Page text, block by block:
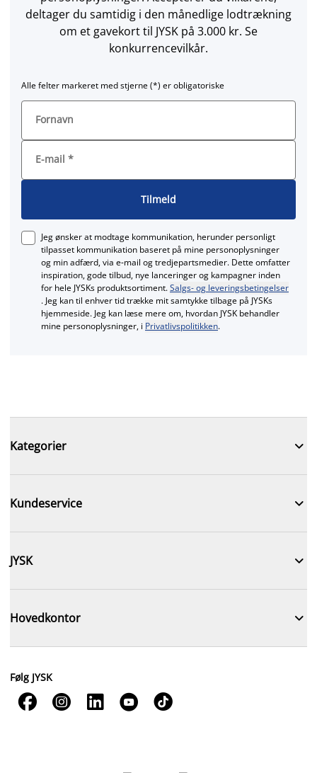
deltager du samtidig i den månedlige lodtrækning
om et gavekort til JYSK på 3.000 kr. Se
konkurrencevilkår.
Alle felter markeret med stjerne (*) er obligatoriske
Fornavn
E-mail *
Tilmeld
Jeg ønsker at modtage kommunikation, herunder personligt
tilpasset kommunikation baseret på mine personoplysninger
og min adfærd, via e‑mail og tredjepartsmedier. Dette omfatter
inspiration, gode tilbud, nye lanceringer og kampagner inden
for hele JYSKs produktsortiment.Salgs- og leveringsbetingelser
. Jeg kan til enhver tid trække mit samtykke tilbage på JYSKs
hjemmeside. Jeg kan læse mere om, hvordan JYSK behandler
mine personoplysninger, i Privatlivspolitikken.
Kategorier 
Kundeservice 
JYSK 
Hovedkontor 
Følg JYSK
    